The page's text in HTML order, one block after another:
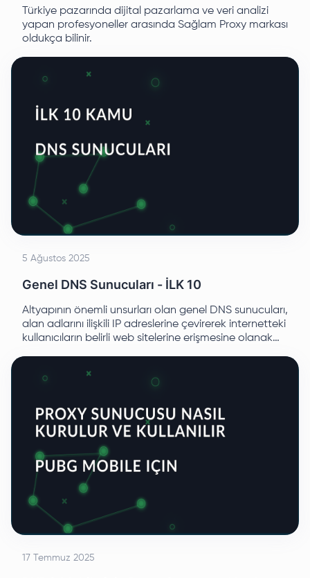
Türkiye pazarında dijital pazarlama ve veri analizi
yapan profesyoneller arasında Sağlam Proxy markası
oldukça bilinir.
5 Ağustos 2025
Genel DNS Sunucuları - İLK 10
Altyapının önemli unsurları olan genel DNS sunucuları,
alan adlarını ilişkili IP adreslerine çevirerek internetteki
kullanıcıların belirli web sitelerine erişmesine olanak
17 Temmuz 2025